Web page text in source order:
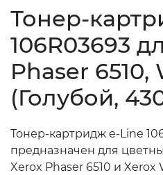
Тонер-
106R03693
Phaser 6510,
(Голубой,
Тонер-картридж e-Line
предназначен для
Xerox Phaser 6510 и Xerox